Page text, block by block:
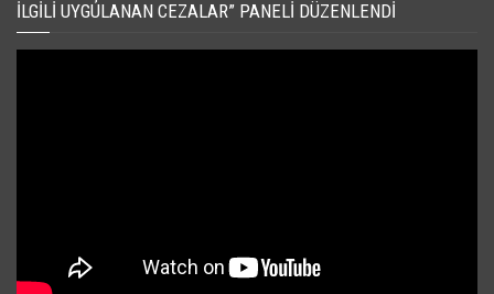
İLGILI UYGULANAN CEZALAR” PANELI DÜZENLENDI